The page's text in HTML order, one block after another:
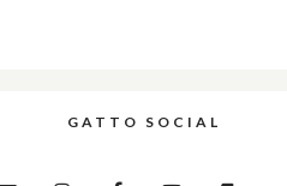
GATTO SOCIAL